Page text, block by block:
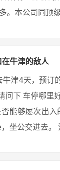
。本公司同顶
牛津的敌人
牛津4天，预订
问下 车停哪里
能够屡次出入
坐公交进去。